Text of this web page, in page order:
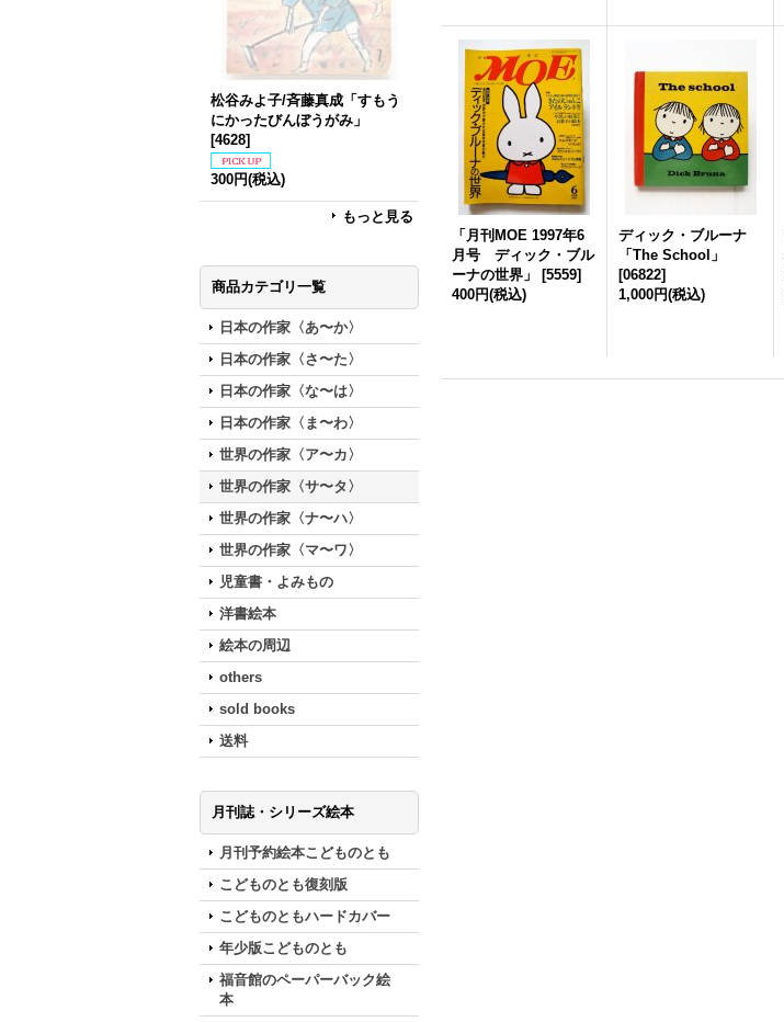
松谷みよ子/斉藤真成「すもう
にかったびんぼうがみ」
[4628]
300円(税込)
もっと見る
商品カテゴリ一覧
日本の作家〈あ〜か〉
日本の作家〈さ〜た〉
日本の作家〈な〜は〉
日本の作家〈ま〜わ〉
世界の作家〈ア〜カ〉
世界の作家〈サ〜タ〉
世界の作家〈ナ〜ハ〉
世界の作家〈マ〜ワ〉
児童書・よみもの
洋書絵本
絵本の周辺
others
sold books
送料
月刊誌・シリーズ絵本
月刊予約絵本こどものとも
こどものとも復刻版
こどものともハードカバー
年少版こどものとも
福音館のペーパーバック絵
本
「月刊MOE 1997年6
月号 ディック・ブル
ーナの世界」
[5559]
400円(税込)
ディック・ブルーナ
「The School」
[06822]
1,000円(税込)